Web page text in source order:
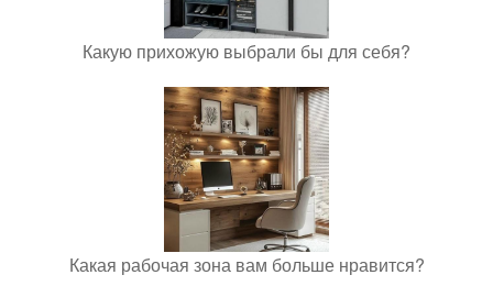
Какую прихожую выбрали бы для себя?
Какая рабочая зона вам больше нравится?